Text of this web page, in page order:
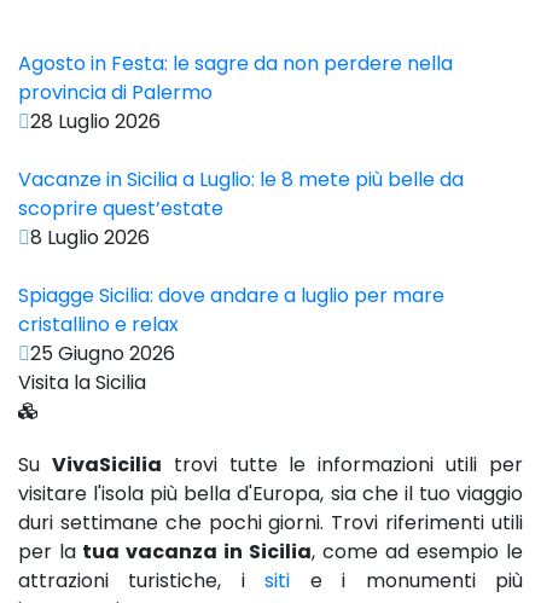
Agosto in Festa: le sagre da non perdere nella
provincia di Palermo
28 Luglio 2026
Vacanze in Sicilia a Luglio: le 8 mete più belle da
scoprire quest’estate
8 Luglio 2026
Spiagge Sicilia: dove andare a luglio per mare
cristallino e relax
25 Giugno 2026
Visita la Sicilia
Su VivaSicilia trovi tutte le informazioni utili per
visitare l'isola più bella d'Europa, sia che il tuo viaggio
duri settimane che pochi giorni. Trovi riferimenti utili
per la tua vacanza in Sicilia, come ad esempio le
attrazioni turistiche, isiti e i monumenti più